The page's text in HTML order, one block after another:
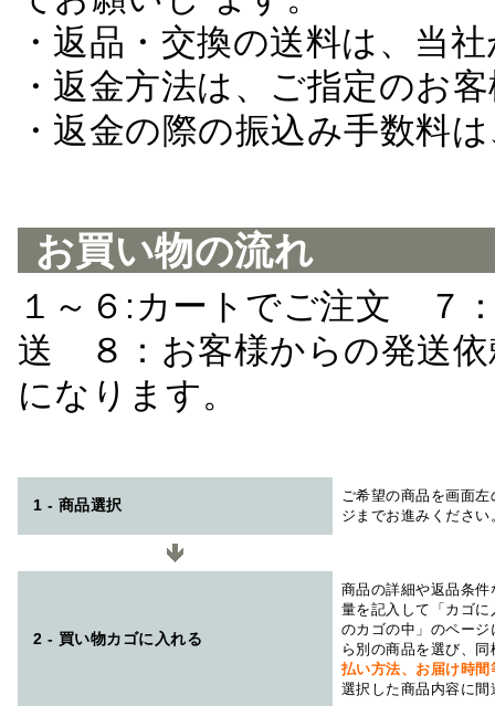
・返品・交換の送料は、当
・返金方法は、ご指定のお
・返金の際の振込み手数料
お買い物の流れ
１～６:カートでご注文 ７
送 ８：お客様からの発送
になります。
1 - 商品選択
ご希望の商品を画面
ジまでお進みください
2 - 買い物カゴに入れる
商品の詳細や返品条
量を記入して「カゴ
のカゴの中」のペー
ら別の商品を選び、
払い方法、お届け時
選択した商品内容に